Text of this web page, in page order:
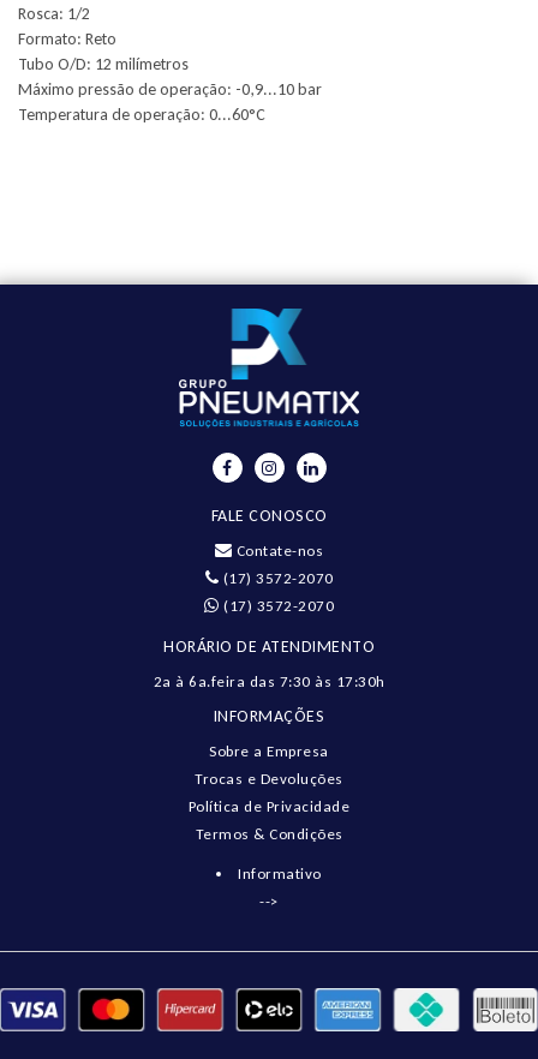
Rosca: 1/2
Formato: Reto
Tubo O/D: 12 milímetros
Máximo pressão de operação: -0,9...10 bar
Temperatura de operação: 0...60°C
FALE CONOSCO
Contate-nos
(17) 3572-2070
(17) 3572-2070
HORÁRIO DE ATENDIMENTO
2a à 6a.feira das 7:30 às 17:30h
INFORMAÇÕES
Sobre a Empresa
Trocas e Devoluções
Política de Privacidade
Termos & Condições
Informativo
-->